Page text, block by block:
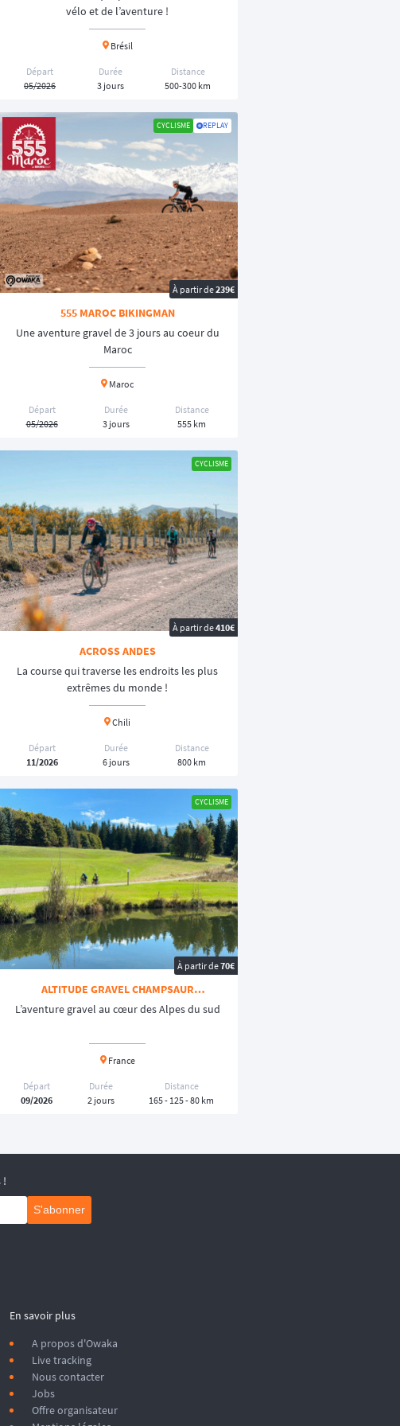
(ex :
s'équiper pour du bikepacking ?
tous les niveaux 🏅 surOwaka.
vélo et de l’aventure !
Brésil
Départ
05/2026
Durée
3 jours
Distance
500-300 km
CYCLISME REPLAY
À partir de239€
555 MAROC BIKINGMAN
Une aventure gravel de 3 jours au coeur du
Maroc
Maroc
Départ
05/2026
Durée
3 jours
Distance
555 km
CYCLISME
À partir de410€
ACROSS ANDES
La course qui traverse les endroits les plus
extrêmes du monde !
Chili
Départ
11/2026
Durée
6 jours
Distance
800 km
CYCLISME
À partir de70€
ALTITUDE GRAVEL CHAMPSAUR
VALGAUDEMAR
L’aventure gravel au cœur des Alpes du sud
France
Départ
09/2026
Durée
2 jours
Distance
165 - 125 - 80 km
!
S'abonner
En savoir plus
A propos d'Owaka
Live tracking
Nous contacter
Jobs
Offre organisateur